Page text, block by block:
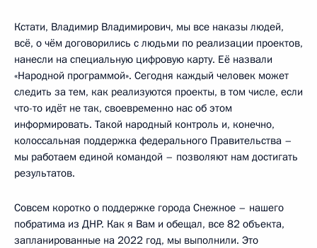
Кстати, Владимир Владимирович, мы все наказы людей,
всё, о чём договорились с людьми по реализации проектов,
нанесли на специальную цифровую карту. Её назвали
«Народной программой». Сегодня каждый человек может
следить за тем, как реализуются проекты, в том числе, если
что-то идёт не так, своевременно нас об этом
информировать. Такой народный контроль и, конечно,
колоссальная поддержка федерального Правительства –
мы работаем единой командой – позволяют нам достигать
результатов.
Совсем коротко о поддержке города Снежное – нашего
побратима из ДНР. Как я Вам и обещал, все 82 объекта,
запланированные на 2022 год, мы выполнили. Это